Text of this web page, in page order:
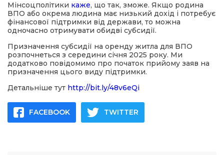
політика
місія
Мінсоцполітики каже, що так, зможе. Якщо родина
ВПО або окрема людина має низький дохід і потребує
фінансової підтримки від держави, то можна
одночасно отримувати обидві субсидії.
Призначення субсидії на оренду житла для ВПО
розпочнеться з середини січня 2025 року. Ми
додатково повідомимо про початок прийому заяв на
призначення цього виду підтримки.
Детальніше тут http://bit.ly/48v6eQi
FACEBOOK TWITTER